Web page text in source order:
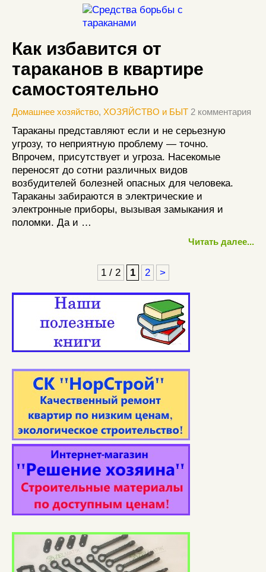
Как избавится от
тараканов в квартире
самостоятельно
Домашнее хозяйство, ХОЗЯЙСТВО и БЫТ 2 комментария
Тараканы представляют если и не серьезную
угрозу, то неприятную проблему — точно.
Впрочем, присутствует и угроза. Насекомые
переносят до сотни различных видов
возбудителей болезней опасных для человека.
Тараканы забираются в электрические и
электронные приборы, вызывая замыкания и
поломки. Да и …
Читать далее...
1 / 2 1 2 >